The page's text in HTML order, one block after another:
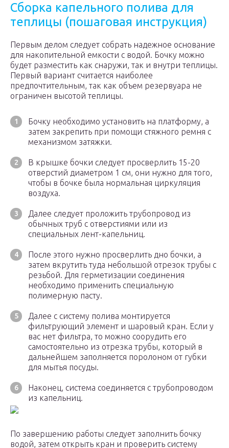
Сборка капельного полива для
теплицы (пошаговая инструкция)
Первым делом следует собрать надежное основание
для накопительной емкости с водой. Бочку можно
будет разместить как снаружи, так и внутри теплицы.
Первый вариант считается наиболее
предпочтительным, так как объем резервуара не
ограничен высотой теплицы.
Бочку необходимо установить на платформу, а
затем закрепить при помощи стяжного ремня с
механизмом затяжки.
В крышке бочки следует просверлить 15-20
отверстий диаметром 1 см, они нужно для того,
чтобы в бочке была нормальная циркуляция
воздуха.
Далее следует проложить трубопровод из
обычных труб с отверстиями или из
специальных лент-капельниц.
После этого нужно просверлить дно бочки, а
затем вкрутить туда небольшой отрезок трубы с
резьбой. Для герметизации соединения
необходимо применить специальную
полимерную пасту.
Далее с систему полива монтируется
фильтрующий элемент и шаровый кран. Если у
вас нет фильтра, то можно соорудить его
самостоятельно из отрезка трубы, который в
дальнейшем заполняется поролоном от губки
для мытья посуды.
Наконец, система соединяется с трубопроводом
из капельниц.
По завершению работы следует заполнить бочку
водой, затем открыть кран и проверить систему